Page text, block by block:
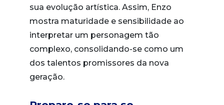
sua evolução artística. Assim, Enzo
mostra maturidade e sensibilidade ao
interpretar um personagem tão
complexo, consolidando-se como um
dos talentos promissores da nova
geração.